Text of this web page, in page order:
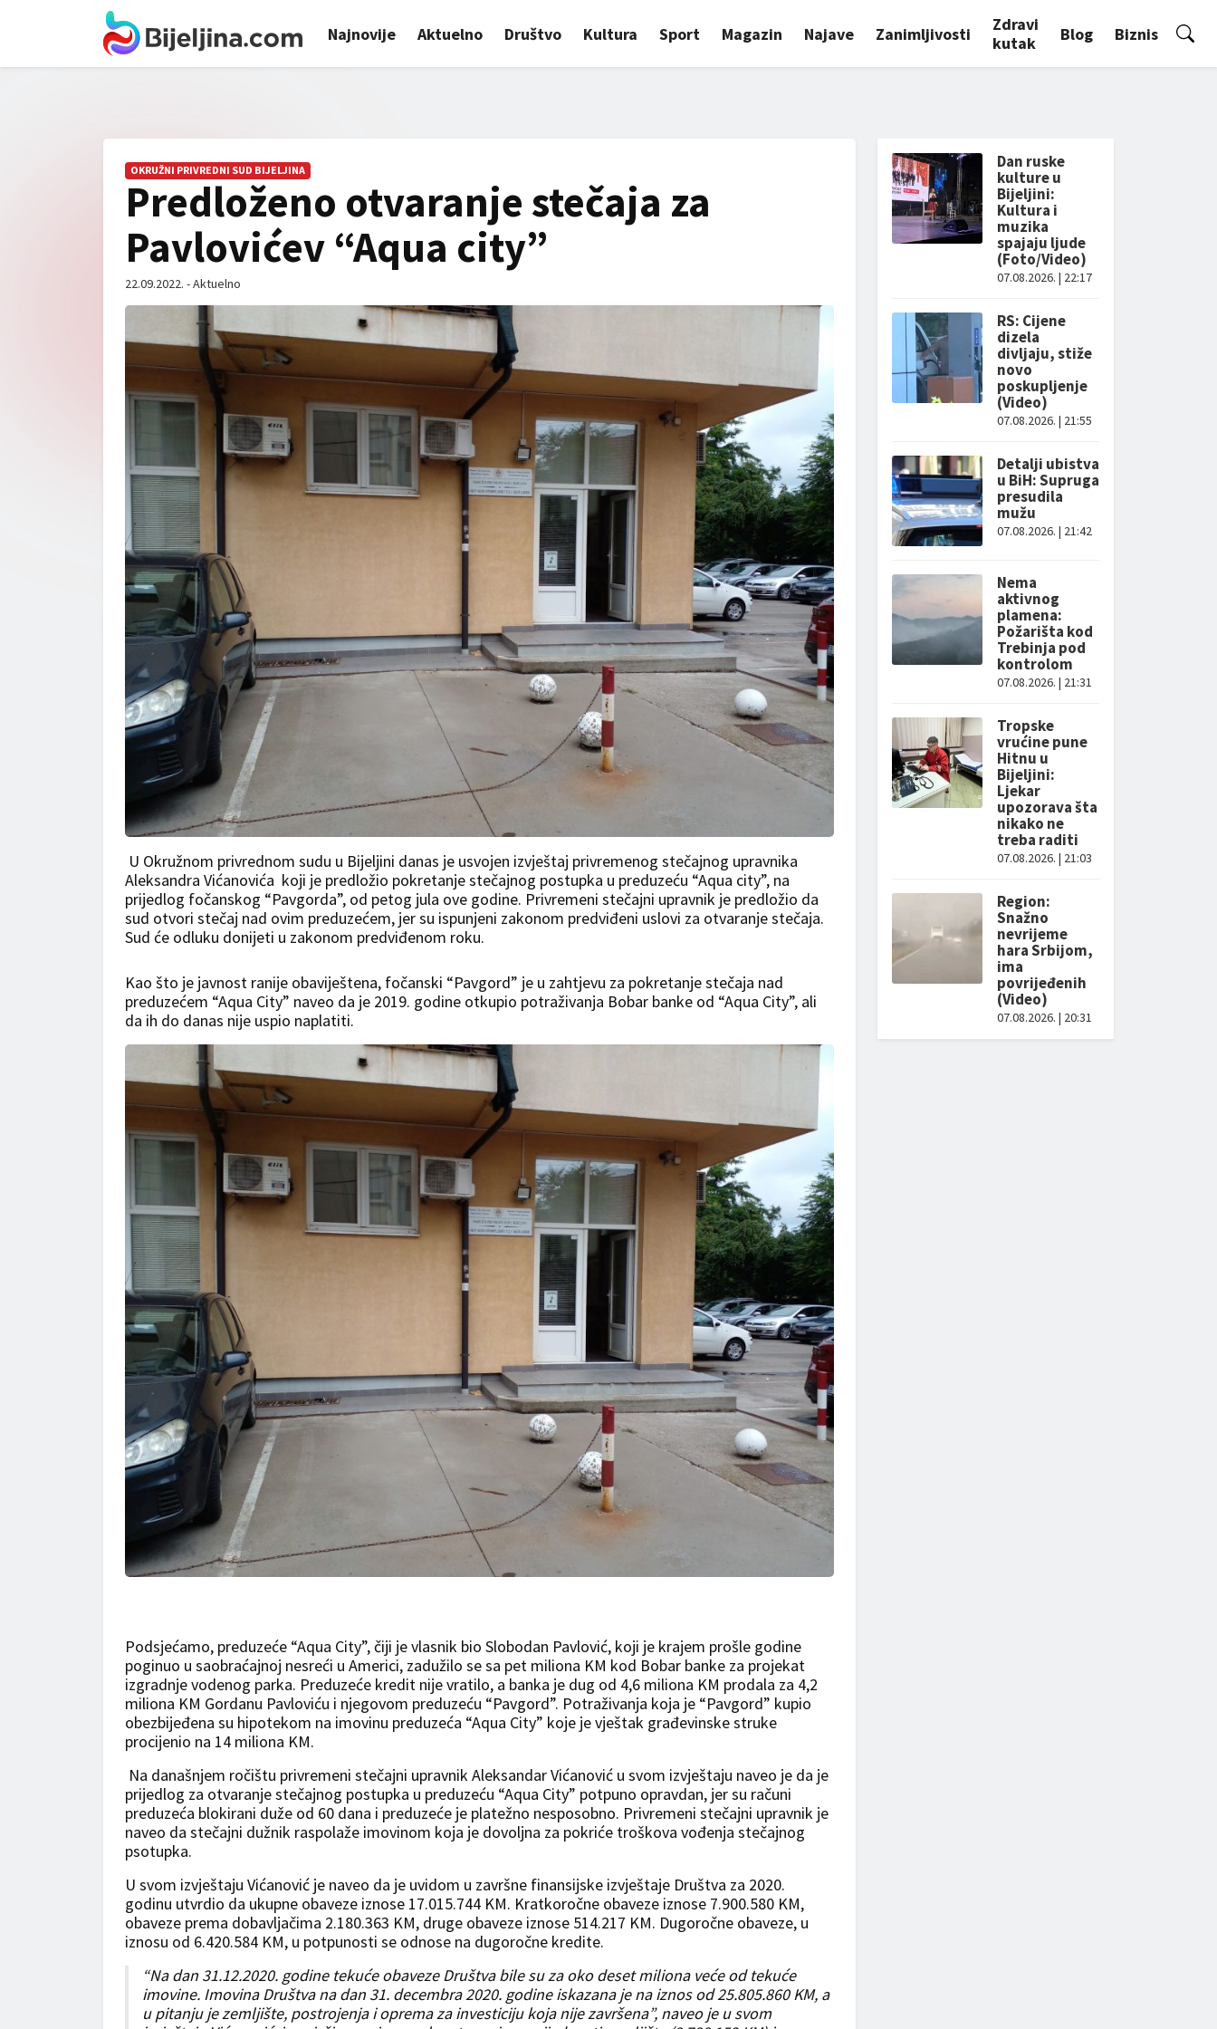
Najnovije Aktuelno Društvo Kultura Sport Magazin Najave Zanimljivosti
Zdravi
kutak
Blog Biznis
OKRUŽNI PRIVREDNI SUD BIJELJINA
Predloženo otvaranje stečaja za
Pavlovićev “Aqua city”
22.09.2022. - Aktuelno
U Okružnom privrednom sudu u Bijeljini danas je usvojen izvještaj privremenog stečajnog upravnika
Aleksandra Vićanovića koji je predložio pokretanje stečajnog postupka u preduzeću “Aqua city”, na
prijedlog fočanskog “Pavgorda”, od petog jula ove godine. Privremeni stečajni upravnik je predložio da
sud otvori stečaj nad ovim preduzećem, jer su ispunjeni zakonom predviđeni uslovi za otvaranje stečaja.
Sud će odluku donijeti u zakonom predviđenom roku.
Kao što je javnost ranije obaviještena, fočanski “Pavgord” je u zahtjevu za pokretanje stečaja nad
preduzećem “Aqua City” naveo da je 2019. godine otkupio potraživanja Bobar banke od “Aqua City”, ali
da ih do danas nije uspio naplatiti.
Podsjećamo, preduzeće “Aqua City”, čiji je vlasnik bio Slobodan Pavlović, koji je krajem prošle godine
poginuo u saobraćajnoj nesreći u Americi, zadužilo se sa pet miliona KM kod Bobar banke za projekat
izgradnje vodenog parka. Preduzeće kredit nije vratilo, a banka je dug od 4,6 miliona KM prodala za 4,2
miliona KM Gordanu Pavloviću i njegovom preduzeću “Pavgord”. Potraživanja koja je “Pavgord” kupio
obezbijeđena su hipotekom na imovinu preduzeća “Aqua City” koje je vještak građevinske struke
procijenio na 14 miliona KM.
Na današnjem ročištu privremeni stečajni upravnik Aleksandar Vićanović u svom izvještaju naveo je da je
prijedlog za otvaranje stečajnog postupka u preduzeću “Aqua City” potpuno opravdan, jer su računi
preduzeća blokirani duže od 60 dana i preduzeće je platežno nesposobno. Privremeni stečajni upravnik je
naveo da stečajni dužnik raspolaže imovinom koja je dovoljna za pokriće troškova vođenja stečajnog
psotupka.
U svom izvještaju Vićanović je naveo da je uvidom u završne finansijske izvještaje Društva za 2020.
godinu utvrdio da ukupne obaveze iznose 17.015.744 KM. Kratkoročne obaveze iznose 7.900.580 KM,
obaveze prema dobavljačima 2.180.363 KM, druge obaveze iznose 514.217 KM. Dugoročne obaveze, u
iznosu od 6.420.584 KM, u potpunosti se odnose na dugoročne kredite.
“Na dan 31.12.2020. godine tekuće obaveze Društva bile su za oko deset miliona veće od tekuće
imovine. Imovina Društva na dan 31. decembra 2020. godine iskazana je na iznos od 25.805.860 KM, a
u pitanju je zemljište, postrojenja i oprema za investiciju koja nije završena”, naveo je u svom
Dan ruske
kulture u
Bijeljini:
Kultura i
muzika
spajaju ljude
(Foto/Video)
07.08.2026. | 22:17
RS: Cijene
dizela
divljaju, stiže
novo
poskupljenje
(Video)
07.08.2026. | 21:55
Detalji ubistva
u BiH: Supruga
presudila
mužu
07.08.2026. | 21:42
Nema
aktivnog
plamena:
Požarišta kod
Trebinja pod
kontrolom
07.08.2026. | 21:31
Tropske
vrućine pune
Hitnu u
Bijeljini:
Ljekar
upozorava šta
nikako ne
treba raditi
07.08.2026. | 21:03
Region:
Snažno
nevrijeme
hara Srbijom,
ima
povrijeđenih
(Video)
07.08.2026. | 20:31